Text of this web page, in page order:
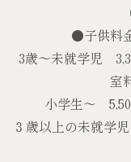
●子供料
3歳～未就学児
室
小学生～
３歳以上の未就学